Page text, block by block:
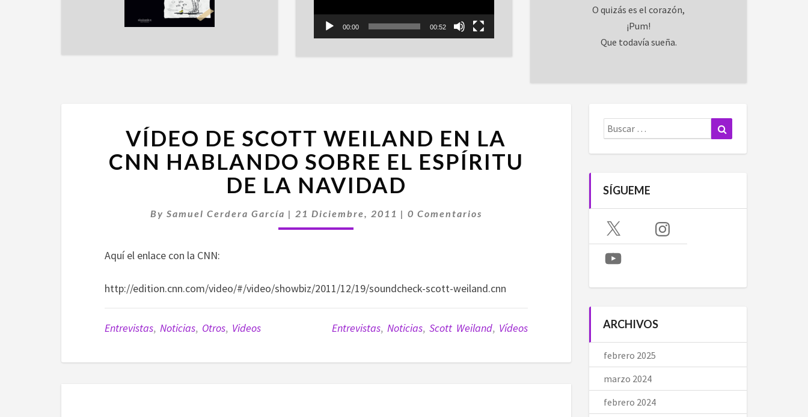
00:00 00:52
O quizás es el corazón,
¡Pum!
Que todavía sueña.
DE
SCOTT
WEILAND
EN
LA
CNN
HABLANDO
DE
VÍDEO DE SCOTT WEILAND EN LA
CNN HABLANDO SOBRE EL ESPÍRITU
DE LA NAVIDAD
By Samuel Cerdera García | 21 Diciembre, 2011 | Comentarios
0 Comentarios
Aquí el enlace con la CNN:
http://edition.cnn.com/video/#/video/showbiz/2011/12/19/soundcheck-scott-weiland.cnn
Entrevistas, Noticias, Otros, Videos Entrevistas, Noticias, Scott Weiland, Vídeos
Buscar:
SÍGUEME
X Instagram
YouTube
ARCHIVOS
febrero 2025
marzo 2024
febrero 2024